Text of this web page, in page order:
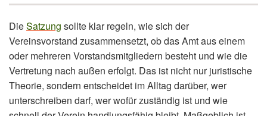
DieSatzung sollte klar regeln, wie sich der
Vereinsvorstand zusammensetzt, ob das Amt aus einem
oder mehreren Vorstandsmitgliedern besteht und wie die
Vertretung nach außen erfolgt. Das ist nicht nur juristische
Theorie, sondern entscheidet im Alltag darüber, wer
unterschreiben darf, wer wofür zuständig ist und wie